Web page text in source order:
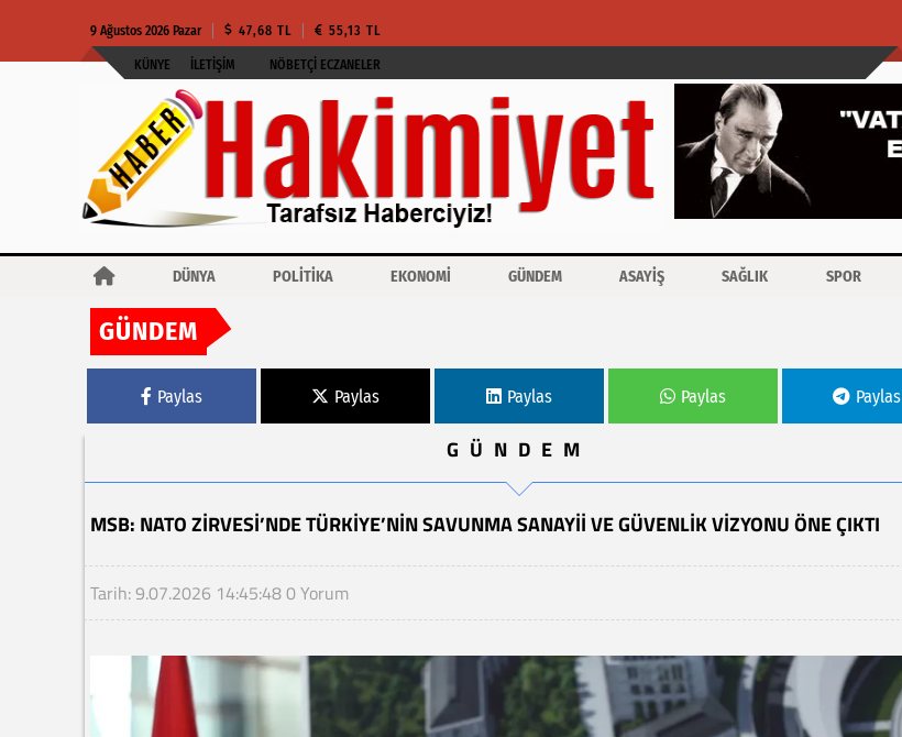
9 Ağustos 2026 Pazar 47,68 TL 55,13 TL
KÜNYE İLETIŞIM NÖBETÇI ECZANELER
DÜNYA POLİTİKA EKONOMİ GÜNDEM ASAYİŞ SAĞLIK SPOR
GÜNDEM
Paylas Paylas Paylas Paylas Paylas
GÜNDEM
MSB: NATO ZIRVESI’NDE TÜRKIYE’NIN SAVUNMA SANAYII VE GÜVENLIK VIZYONU ÖNE ÇIKTI
Tarih: 9.07.2026 14:45:480 Yorum